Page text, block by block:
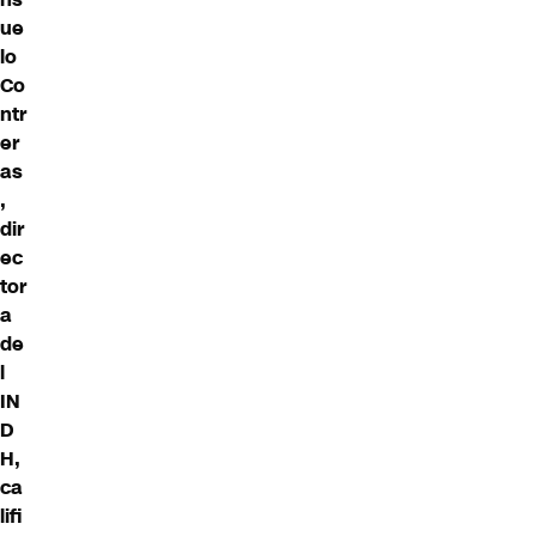
ue
lo
Co
ntr
er
as
,
dir
ec
tor
a
de
l
IN
D
H,
ca
lifi